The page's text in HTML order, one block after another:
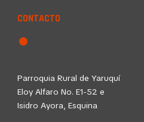
CONTACTO
Parroquia Rural de Yaruquí
Eloy Alfaro No. E1-52 e
Isidro Ayora, Esquina